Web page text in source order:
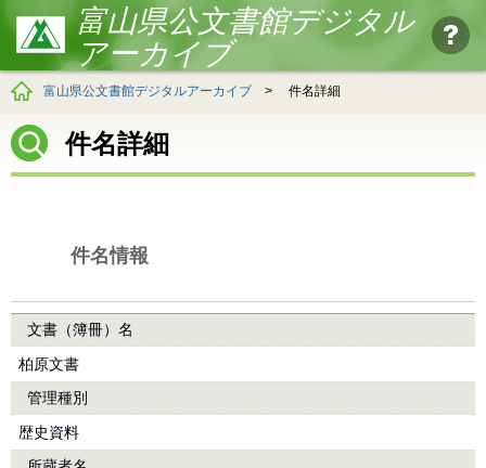
富山県公文書館デジタル
アーカイブ
富山県公文書館デジタルアーカイブ > 件名詳細
件名詳細
件名情報
文書（簿冊）名
柏原文書
管理種別
歴史資料